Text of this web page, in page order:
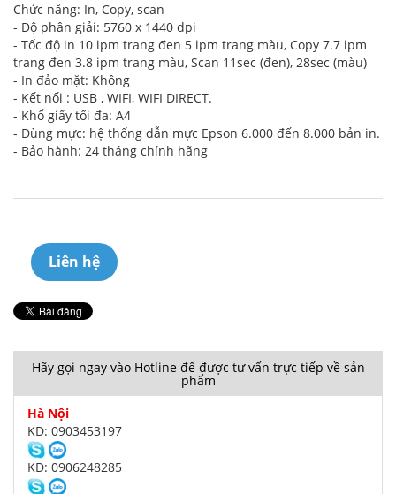
Chức năng: In, Copy, scan
- Độ phân giải: 5760 x 1440 dpi
- Tốc độ in 10 ipm trang đen 5 ipm trang màu, Copy 7.7 ipm
trang đen 3.8 ipm trang màu, Scan 11sec (đen), 28sec (màu)
- In đảo mặt: Không
- Kết nối : USB , WIFI, WIFI DIRECT.
- Khổ giấy tối đa: A4
- Dùng mực: hệ thống dẫn mực Epson 6.000 đến 8.000 bản in.
- Bảo hành: 24 tháng chính hãng
Liên hệ
Hãy gọi ngay vào Hotline để được tư vấn trực tiếp về sản
phẩm
Hà Nội
KD: 0903453197
KD: 0906248285